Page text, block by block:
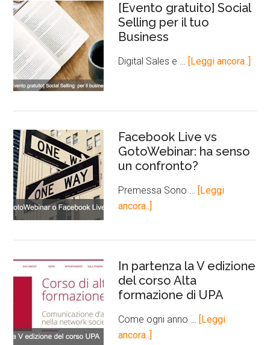
[Evento gratuito] Social
Selling per il tuo
Business
Digital Sales e … [Leggi ancora..]
Facebook Live vs
GotoWebinar: ha senso
un confronto?
Premessa Sono …
[Leggi
ancora..]
In partenza la V edizione
del corso Alta
formazione di UPA
Come ogni anno …
[Leggi
ancora..]